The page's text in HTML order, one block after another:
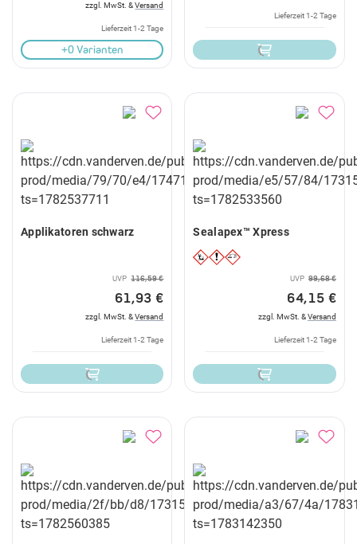
zzgl. MwSt. &Versand
Lieferzeit 1-2 Tage
+0 Varianten
Lieferzeit 1-2 Tage
Applikatoren schwarz
UVP 116,59 €
61,93 €
zzgl. MwSt. &Versand
Lieferzeit 1-2 Tage
Sealapex™ Xpress
UVP 99,68 €
64,15 €
zzgl. MwSt. &Versand
Lieferzeit 1-2 Tage